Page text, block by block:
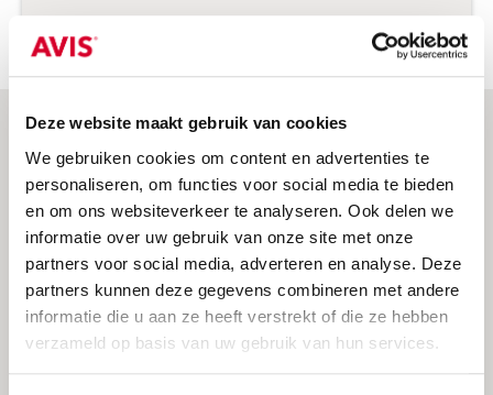
Deze website maakt gebruik van cookies
We gebruiken cookies om content en advertenties te
personaliseren, om functies voor social media te bieden
en om ons websiteverkeer te analyseren. Ook delen we
informatie over uw gebruik van onze site met onze
partners voor social media, adverteren en analyse. Deze
partners kunnen deze gegevens combineren met andere
informatie die u aan ze heeft verstrekt of die ze hebben
verzameld op basis van uw gebruik van hun services.
Onze acties